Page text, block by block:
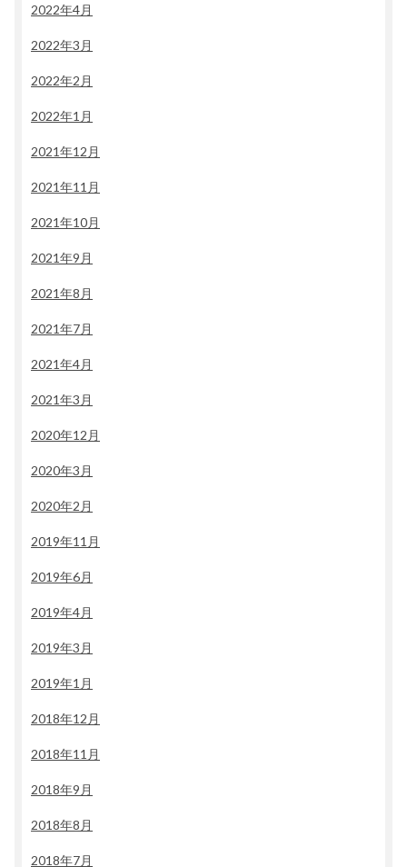
2022年4月
2022年3月
2022年2月
2022年1月
2021年12月
2021年11月
2021年10月
2021年9月
2021年8月
2021年7月
2021年4月
2021年3月
2020年12月
2020年3月
2020年2月
2019年11月
2019年6月
2019年4月
2019年3月
2019年1月
2018年12月
2018年11月
2018年9月
2018年8月
2018年7月